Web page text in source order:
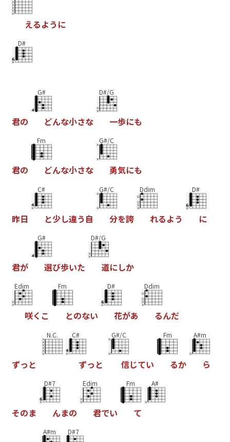
えるよう に
D#
君の
G#
どんな小さな
D#/G
一歩にも
君の
Fm
どんな小さな
G#/C
勇気にも
昨日
C#
と少し違う 自
G#/C
分を誇
Ddim
れるよう
D#
に
君が
G#
選び歩いた
D#/G
道にしか
Edim
咲く こ
Fm
とのない
D#
花があ
Ddim
るんだ
ずっ と
N.C. C#
ずっ と
G#/C
信じてい
Fm
るか
A#m
ら
そのま
D#7
んまの
Edim
君でい
Fm
て
A#
A#m D#7